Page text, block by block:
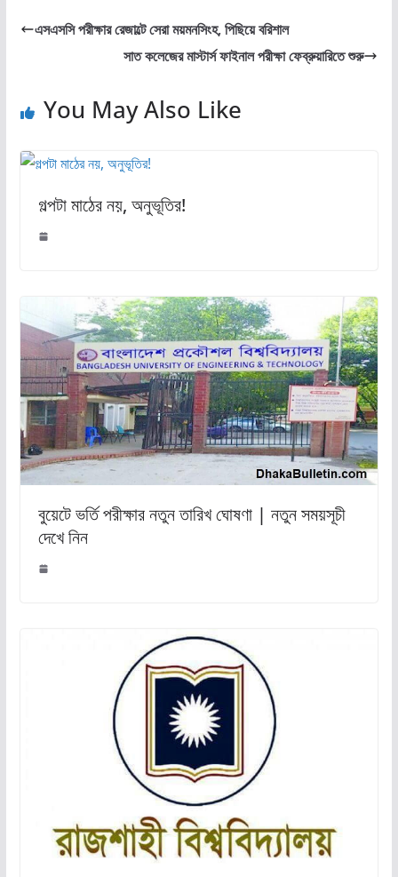
এসএসসি পরীক্ষার রেজাল্টে সেরা ময়মনসিংহ, পিছিয়ে বরিশাল
সাত কলেজের মাস্টার্স ফাইনাল পরীক্ষা ফেব্রুয়ারিতে শুরু
You May Also Like
গল্পটা মাঠের নয়, অনুভূতির!
বুয়েটে ভর্তি পরীক্ষার নতুন তারিখ ঘোষণা | নতুন সময়সূচী
দেখে নিন